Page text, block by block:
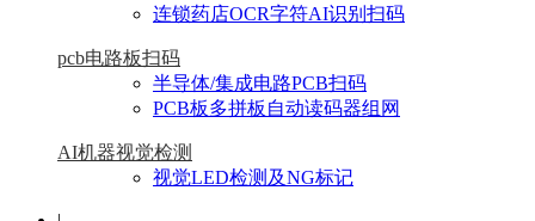
连锁药店OCR字符AI识别扫码
pcb电路板扫码
半导体/集成电路PCB扫码
PCB板多拼板自动读码器组网
AI机器视觉检测
视觉LED检测及NG标记